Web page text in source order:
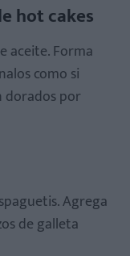
hot cakes
aceite. Forma
como si
dorados por
Agrega
de galleta